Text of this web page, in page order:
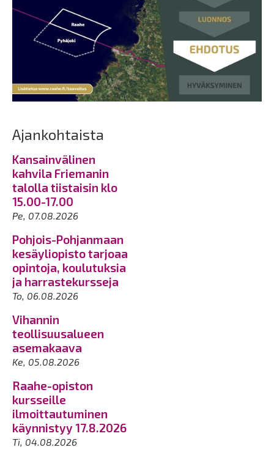
Ajankohtaista
Kansainvälinen
kahvila Friemanin
talolla tiistaisin klo
15.00-17.00
Pe, 07.08.2026
Pohjois-Pohjanmaan
kesäyliopisto tarjoaa
opintoja, koulutuksia
ja harrastekursseja
To, 06.08.2026
Vihannin
teollisuusalueen
asemakaava
Ke, 05.08.2026
Raahe-opiston
kursseille
ilmoittautuminen
käynnistyy 17.8.2026
Ti, 04.08.2026